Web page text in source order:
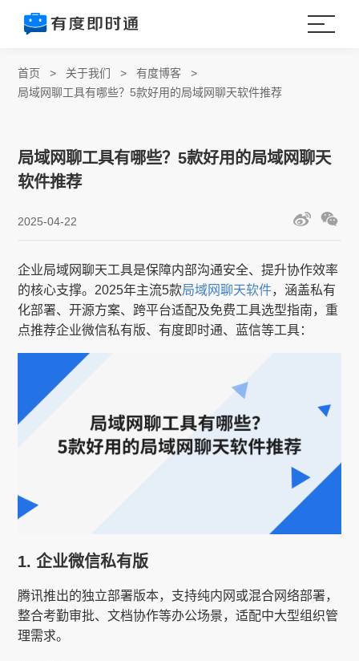
首页 > 关于我们 >有度博客 >
局域网聊工具有哪些？5款好用的局域网聊天软件推荐
局域网聊工具有哪些？5款好用的局域网聊天
软件推荐
2025-04-22
企业局域网聊天工具是保障内部沟通安全、提升协作效率
的核心支撑。2025年主流5款局域网聊天软件，涵盖私有
化部署、开源方案、跨平台适配及免费工具选型指南，重
点推荐企业微信私有版、有度即时通、蓝信等工具：
1. 企业微信私有版
腾讯推出的独立部署版本，支持纯内网或混合网络部署，
整合考勤审批、文档协作等办公场景，适配中大型组织管
理需求。